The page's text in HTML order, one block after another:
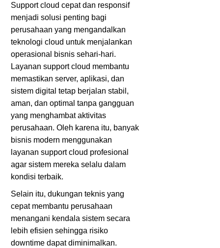
Support cloud cepat dan responsif
menjadi solusi penting bagi
perusahaan yang mengandalkan
teknologi cloud untuk menjalankan
operasional bisnis sehari-hari.
Layanan support cloud membantu
memastikan server, aplikasi, dan
sistem digital tetap berjalan stabil,
aman, dan optimal tanpa gangguan
yang menghambat aktivitas
perusahaan. Oleh karena itu, banyak
bisnis modern menggunakan
layanan support cloud profesional
agar sistem mereka selalu dalam
kondisi terbaik.
Selain itu, dukungan teknis yang
cepat membantu perusahaan
menangani kendala sistem secara
lebih efisien sehingga risiko
downtime dapat diminimalkan.